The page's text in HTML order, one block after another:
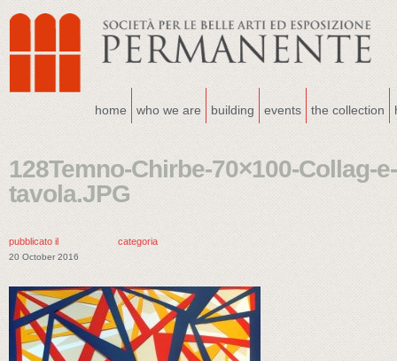
home who we are building events the collection
128Temno-Chirbe-70×100-Collag-
tavola.JPG
pubblicato il
20 October 2016
categoria